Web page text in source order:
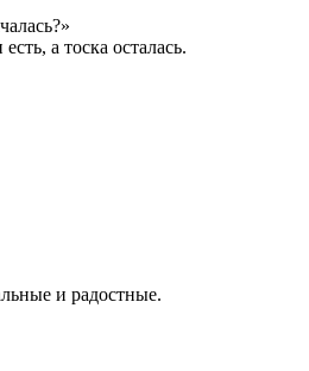
а тоска осталась.
и радостные.